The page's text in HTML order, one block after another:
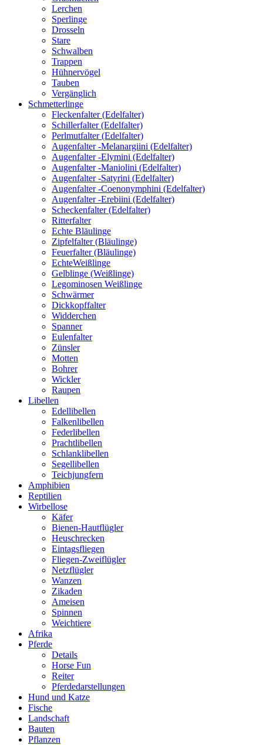
Lerchen
Sperlinge
Drosseln
Stare
Schwalben
Trappen
Hühnervögel
Tauben
Vergänglich
Schmetterlinge
Fleckenfalter (Edelfalter)
Schillerfalter (Edelfalter)
Perlmutfalter (Edelfalter)
Augenfalter -Melanargiini (Edelfalter)
Augenfalter -Elymini (Edelfalter)
Augenfalter -Maniolini (Edelfalter)
Augenfalter -Satyrini (Edelfalter)
Augenfalter -Coenonymphini (Edelfalter)
Augenfalter -Erebiini (Edelfalter)
Scheckenfalter (Edelfalter)
Ritterfalter
Echte Bläulinge
Zipfelfalter (Bläulinge)
Feuerfalter (Bläulinge)
EchteWeißlinge
Gelblinge (Weißlinge)
Legominosen Weißlinge
Schwärmer
Dickkopffalter
Widderchen
Spanner
Eulenfalter
Zünsler
Motten
Bohrer
Wickler
Raupen
Libellen
Edellibellen
Falkenlibellen
Federlibellen
Prachtlibellen
Schlanklibellen
Segellibellen
Teichjungfern
Amphibien
Reptilien
Wirbellose
Käfer
Bienen-Hautflügler
Heuschrecken
Eintagsfliegen
Fliegen-Zweiflügler
Netzflügler
Wanzen
Zikaden
Ameisen
Spinnen
Weichtiere
Afrika
Pferde
Details
Horse Fun
Reiter
Pferdedarstellungen
Hund und Katze
Fische
Landschaft
Bauten
Pflanzen